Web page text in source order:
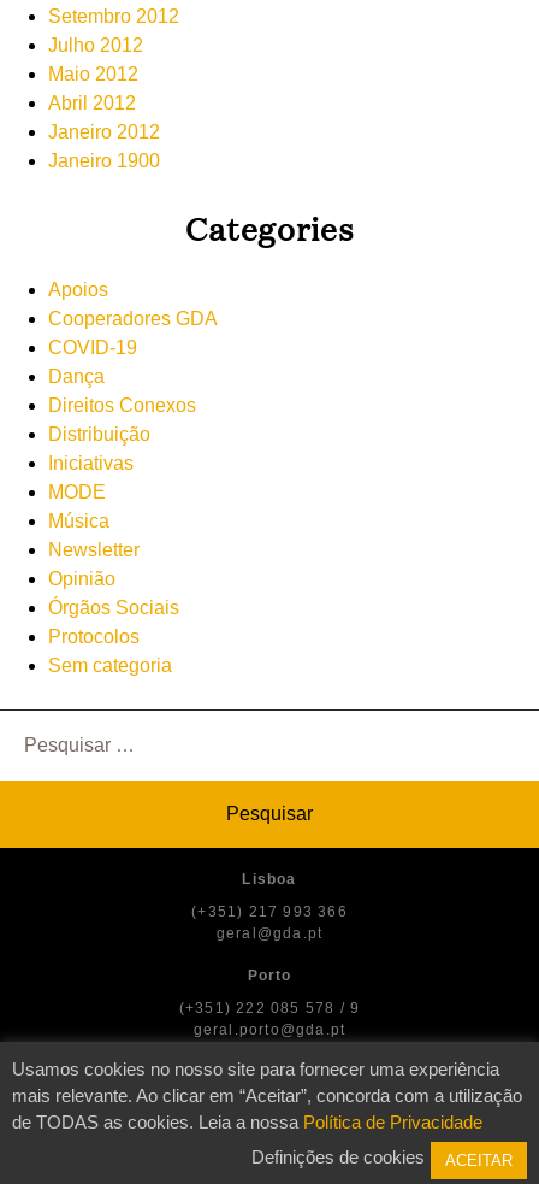
Setembro 2012
Julho 2012
Maio 2012
Abril 2012
Janeiro 2012
Janeiro 1900
Categories
Apoios
Cooperadores GDA
COVID-19
Dança
Direitos Conexos
Distribuição
Iniciativas
MODE
Música
Newsletter
Opinião
Órgãos Sociais
Protocolos
Sem categoria
por:
Lisboa
(+351) 217 993 366
geral@gda.pt
Porto
(+351) 222 085 578 / 9
geral.porto@gda.pt
Usamos cookies no nosso site para fornecer uma experiência
mais relevante. Ao clicar em “Aceitar”, concorda com a utilização
de TODAS as cookies. Leia a nossa Política de Privacidade
Definições de cookies
ACEITAR